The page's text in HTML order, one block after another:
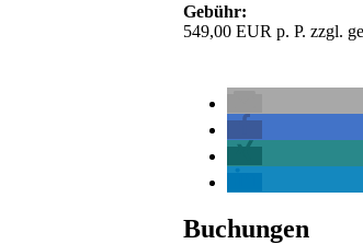
Gebühr:
549,00 EUR p. P. zzgl.
Buchungen